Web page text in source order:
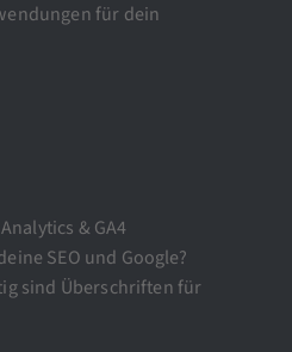
für dein
& GA4
SEO und Google?
sind Überschriften für